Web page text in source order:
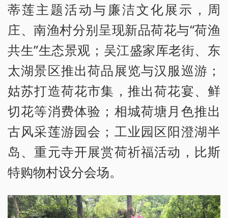
蒂莲主题活动与廉洁文化展示，周
庄、南渔村分别呈现新品荷花与“荷渔
共生”生态景观；吴江盛家厍老街、东
太湖景区推出荷品展览与汉服巡游；
姑苏打造荷花市集，推出荷花宴、鲜
切花等消费体验；相城荷塘月色推出
古风采莲游园会；工业园区阳澄湖半
岛、重元寺开展赏荷祈福活动，比斯
特购物村设分会场。